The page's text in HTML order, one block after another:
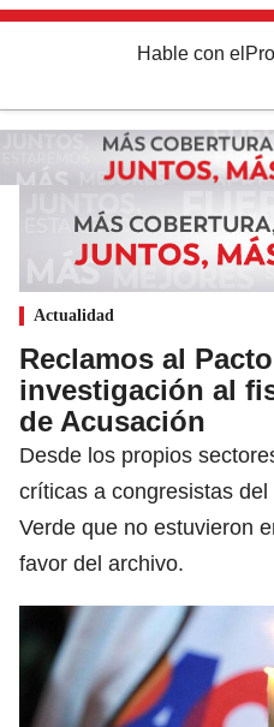
Hable con el
Actualidad
Reclamos al
investigación al
de Acusación
Desde los propios
críticas a congresistas
Verde que no estuvieron
favor del archivo.